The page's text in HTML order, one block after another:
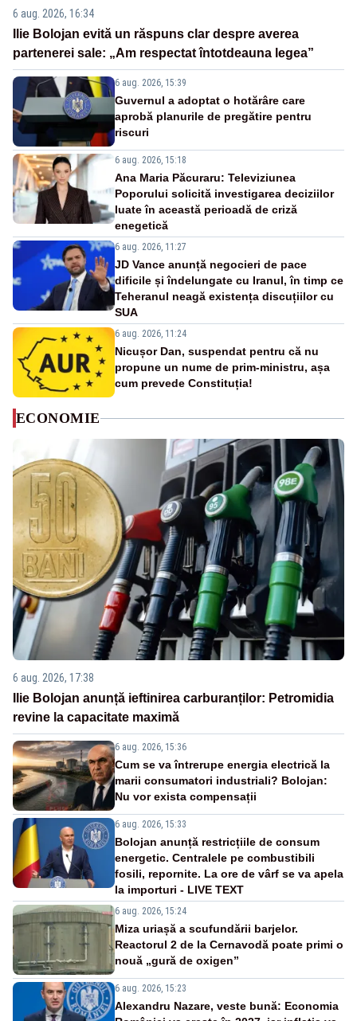
6 aug. 2026, 16:34
Ilie Bolojan evită un răspuns clar despre averea
partenerei sale: „Am respectat întotdeauna legea”
6 aug. 2026, 15:39
Guvernul a adoptat o hotărâre care
aprobă planurile de pregătire pentru
riscuri
6 aug. 2026, 15:18
Ana Maria Păcuraru: Televiziunea
Poporului solicită investigarea deciziilor
luate în această perioadă de criză
enegetică
6 aug. 2026, 11:27
JD Vance anunță negocieri de pace
dificile și îndelungate cu Iranul, în timp ce
Teheranul neagă existența discuțiilor cu
SUA
6 aug. 2026, 11:24
Nicușor Dan, suspendat pentru că nu
propune un nume de prim-ministru, așa
cum prevede Constituția!
ECONOMIE
6 aug. 2026, 17:38
Ilie Bolojan anunță ieftinirea carburanților: Petromidia
revine la capacitate maximă
6 aug. 2026, 15:36
Cum se va întrerupe energia electrică la
marii consumatori industriali? Bolojan:
Nu vor exista compensații
6 aug. 2026, 15:33
Bolojan anunță restricțiile de consum
energetic. Centralele pe combustibili
fosili, repornite. La ore de vârf se va apela
la importuri - LIVE TEXT
6 aug. 2026, 15:24
Miza uriașă a scufundării barjelor.
Reactorul 2 de la Cernavodă poate primi o
nouă „gură de oxigen”
6 aug. 2026, 15:23
Alexandru Nazare, veste bună: Economia